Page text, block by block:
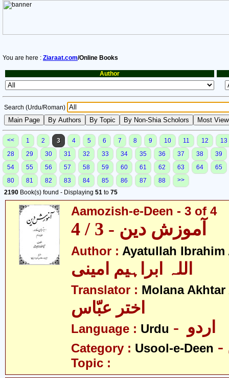
You are here : Ziaraat.com/Online Books
Author
Search (Urdu/Roman)
<< 1 2 3 4 5 6 7 8 9 10 11 12
13
28
29 30 31 32 33 34 35 36 37 38
39
54
55 56 57 58 59 60 61 62 63 64
65
80
81 82 83 84 85 86 87 88
>>
2190 Book(s) found - Displaying 51 to 75
Aamozish-e-Deen - 3 of 4
آموزش دین - 3 / 4
Author : Ayatullah Ibrahim
اللہ ابراہیم امینی
Translator : Molana Akhtar
اختر عبّاس
Language : Urdu
Category : Usool-e-Deen
Topic :